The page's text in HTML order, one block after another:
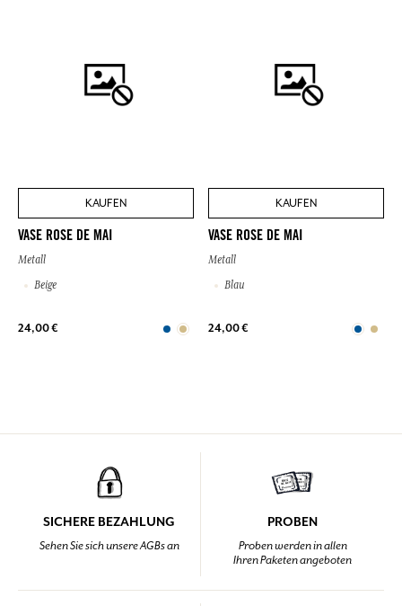
KAUFEN
VASE ROSE DE MAI
Metall
Beige
24,00 €
KAUFEN
VASE ROSE DE MAI
Metall
Blau
24,00 €
SICHERE BEZAHLUNG
Sehen Sie sich unsere AGBs an
PROBEN
Proben werden in allen
Ihren Paketen angeboten